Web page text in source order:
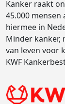
Kanker raakt
45.000 mensen
hiermee in
Minder kanker,
van leven voor
KWF